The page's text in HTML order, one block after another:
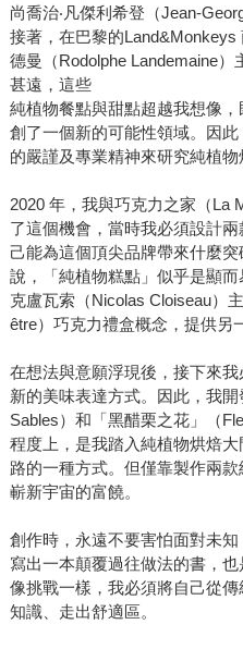
尚喬治‧凡傑利希登（Jean-
接著，在巴黎的Land&Monkeys
德曼（Rodolphe Landemaine
甚遠，這些
純植物餐點與甜點超越我想像
創了一個新的可能性領域。因
的嚴謹及專業精神來研究純植物
2020 年，我與巧克力之家（La
了這個機會，當時我必須設計
己能為這個頂尖品牌帶來什麼
說，「純植物糕點」似乎是顯
克盧瓦索（Nicolas Cloiseau）
être）巧克力禮盒概念，提供另
在想法與意願浮現後，接下來
新的美味表達方式。因此，我
Sables）和「黑醋栗之花」（
程度上，是我踏入純植物烘焙
路的一種方式。但僅靠製作兩
嶄新宇宙的富饒。
創作時，永遠不要害怕面對未
寫出一本顛覆過往做法的書，
像挑戰一樣，我必須將自己從
知識、走出舒適區。